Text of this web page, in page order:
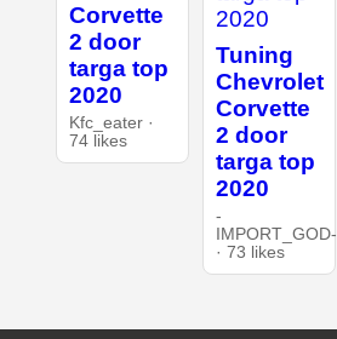
Corvette
2 door
targa top
2020
Kfc_eater ·
74 likes
Tuning
Chevrolet
Corvette
2 door
targa top
2020
-
IMPORT_GOD-
· 73 likes